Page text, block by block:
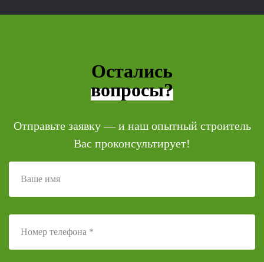
Остались
вопросы?
Отправьте заявку — и наш опытный строитель
Вас проконсультирует!